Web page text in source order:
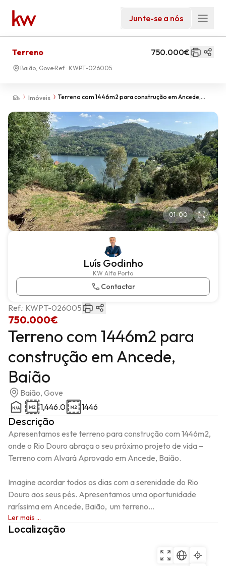
Junte-se a nós
Imóveis
Terreno com 1446m2 para construção em Ancede,
Terreno 750.000€
Baião, Gove Ref.: KWPT-026005
01-00
Luís Godinho
KW Alfa Porto
Contactar
750.000€
Ref.: KWPT-026005
Terreno com 1446m2 para
construção em Ancede,
Baião
Baião, Gove
1,446.0
1446
Descrição
Apresentamos este terreno para construção com 1446m2,
onde o Rio Douro abraça o seu próximo projeto de vida –
Terreno com Alvará Aprovado em Ancede, Baião.
Imagine acordar todos os dias com a serenidade do Rio
Douro aos seus pés. Apresentamos uma oportunidade
raríssima em Ancede, Baião,  um terreno...
Ler mais ...
Localização